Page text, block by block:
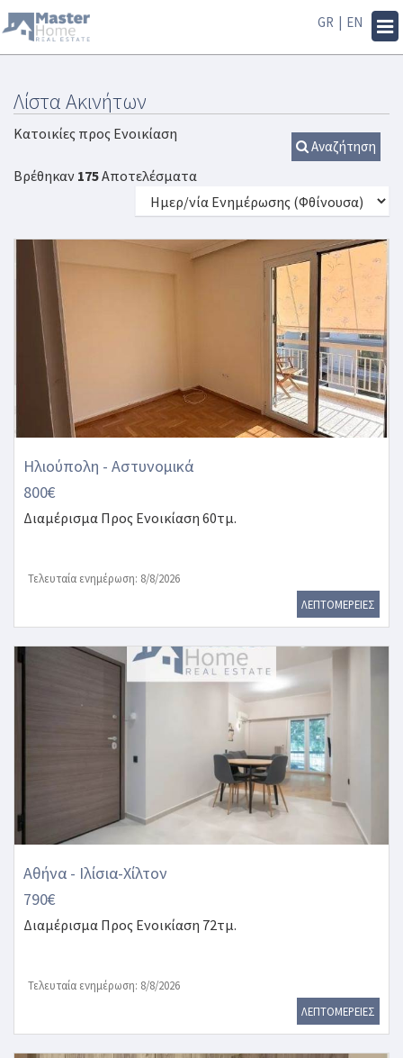
GR | EN
Λίστα Ακινήτων
Αναζήτηση
Κατοικίες προς Ενοικίαση
Βρέθηκαν 175Αποτελέσματα
Ηλιούπολη - Αστυνομικά
800€
Διαμέρισμα Προς Ενοικίαση 60τμ.
Τελευταία ενημέρωση: 8/8/2026
ΛΕΠΤΟΜΕΡΕΙΕΣ
Αθήνα - Ιλίσια-Χίλτον
790€
Διαμέρισμα Προς Ενοικίαση 72τμ.
Τελευταία ενημέρωση: 8/8/2026
ΛΕΠΤΟΜΕΡΕΙΕΣ